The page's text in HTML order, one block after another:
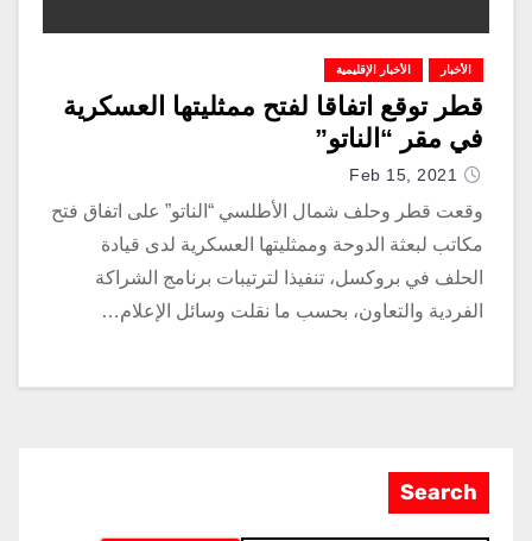
الأخبار الأخبار الإقليمية
قطر توقع اتفاقا لفتح ممثليتها العسكرية
في مقر “الناتو”
Feb 15, 2021
وقعت قطر وحلف شمال الأطلسي “الناتو” على اتفاق فتح
مكاتب لبعثة الدوحة وممثليتها العسكرية لدى قيادة
الحلف في بروكسل، تنفيذا لترتيبات برنامج الشراكة
الفردية والتعاون، بحسب ما نقلت وسائل الإعلام…
Search